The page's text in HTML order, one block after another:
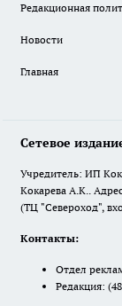
Редакционная
Новости
Главная
Сетевое
Учредитель: ИП
Кокарева А.К..
(ТЦ "Североход",
Контакты:
Отдел
Редакция: